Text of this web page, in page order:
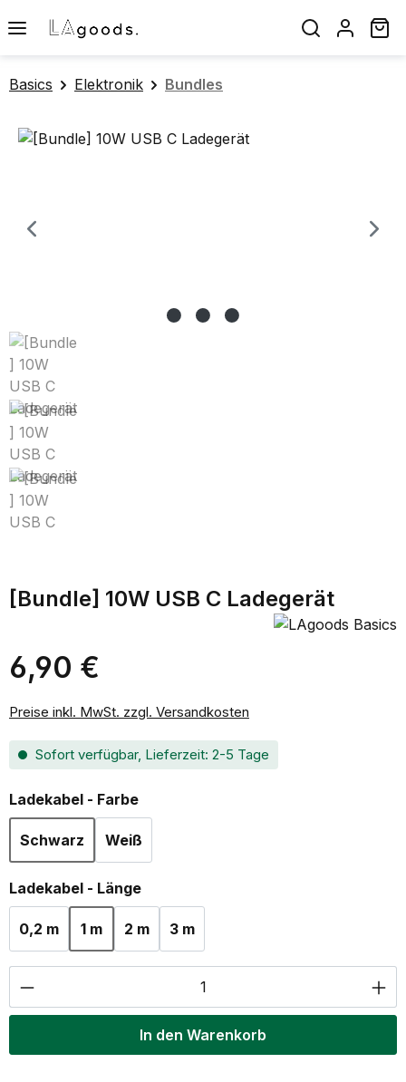
Zum Hauptinhalt springen
Basics Elektronik Bundles
Bildergalerie überspringen
[Bundle] 10W USB C Ladegerät
Regulärer Preis:
6,90 €
Preise inkl. MwSt. zzgl. Versandkosten
Sofort verfügbar, Lieferzeit: 2-5 Tage
Ladekabel - Farbeauswählen
Schwarz Weiß
Ladekabel - Längeauswählen
0,2 m 1 m 2 m 3 m
Produkt Anzahl: Gib den gewünschten
In den Warenkorb